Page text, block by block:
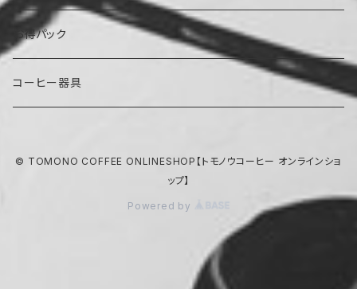
お得パック
コーヒー器具
© TOMONO COFFEE ONLINESHOP【トモノウコーヒー オンラインショ
ップ】
Powered by